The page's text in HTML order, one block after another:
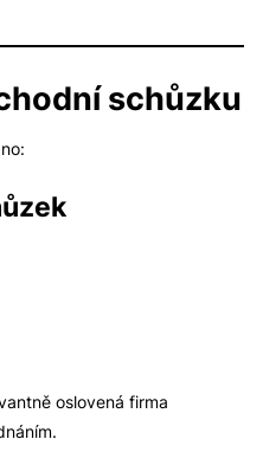
schůzku
oslovená firma